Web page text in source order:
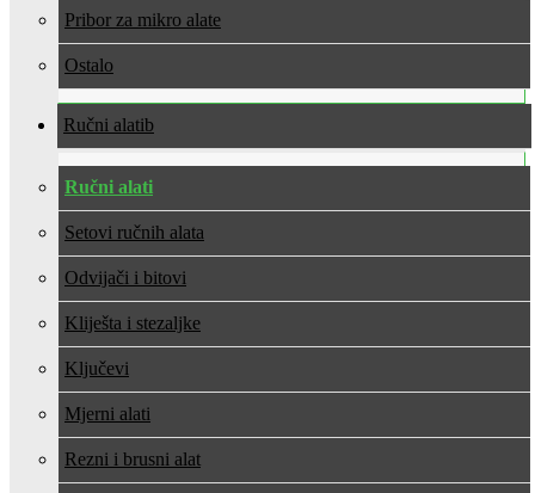
Pribor za mikro alate
Ostalo
Ručni alati
Ručni alati
Setovi ručnih alata
Odvijači i bitovi
Kliješta i stezaljke
Ključevi
Mjerni alati
Rezni i brusni alat